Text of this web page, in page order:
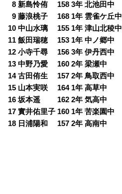
08 新島怜侑 158 3年 北池田中
09 藤浪桃子 168 1年 雲雀ケ丘中
10 中山水璃 155 1年 津山北稜中
11 飯田瑞穂 153 1年 中ノ郷中
12 小寺千尋 156 3年 伊丹西中
13 中野乃愛 160 2年 梁瀬中
14 古田侑生 157 2年 鳥取西中
15 山本実咲 164 1年 高草中
16 坂本遥 162 2年 気高中
17 實井佑里子 160 1年 苦楽園中
18 日浦陽和 157 2年 高南中